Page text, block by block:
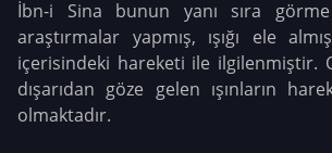
İbn-i Sina bunun yanı sıra
araştırmalar yapmış, ışığı ele
içerisindeki hareketi ile ilgilenmiştir.
dışarıdan göze gelen ışınların
olmaktadır.